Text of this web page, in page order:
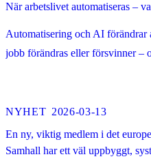
När arbetslivet automatiseras –
Automatisering och AI förändrar
jobb förändras eller försvinner –
NYHET 2026-03-13
En ny, viktig medlem i det
Samhall har ett väl uppbyggt,